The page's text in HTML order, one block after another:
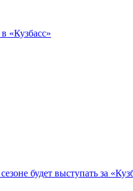
«Кузбасс»
будет выступать за